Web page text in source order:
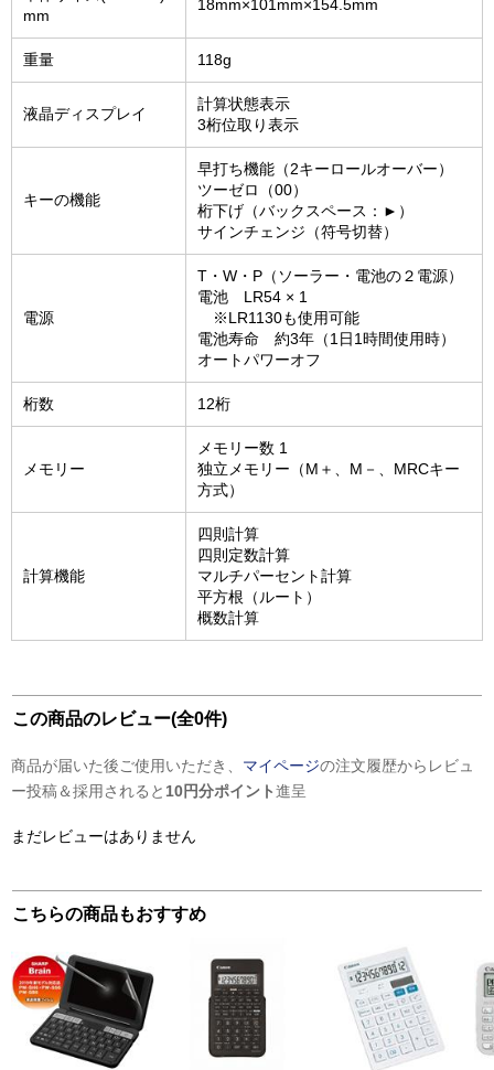
mm
18mm×101mm×154.5mm
重量 118g
液晶ディスプレイ
計算状態表示
3桁位取り表示
キーの機能
早打ち機能（2キーロールオーバー）
ツーゼロ（00）
桁下げ（バックスペース：►）
サインチェンジ（符号切替）
電源
T・W・P（ソーラー・電池の２電源）
電池 LR54 × 1
※LR1130も使用可能
電池寿命 約3年（1日1時間使用時）
オートパワーオフ
桁数 12桁
メモリー
メモリー数 1
独立メモリー（M＋、M－、MRCキー
方式）
計算機能
四則計算
四則定数計算
マルチパーセント計算
平方根（ルート）
概数計算
この商品のレビュー(全0件)
商品が届いた後ご使用いただき、 マイページの注文履歴からレビュ
ー投稿＆採用されると 10円分ポイント進呈
まだレビューはありません
こちらの商品もおすすめ